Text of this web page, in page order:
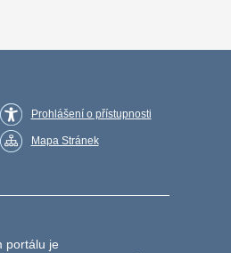
Prohlášení o přístupnosti
Mapa Stránek
portálu je